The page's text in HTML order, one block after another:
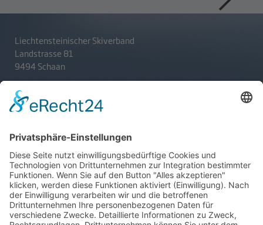
Liechtensteinischer Skiverband
Landstrasse 81
9494 Schaan
T+423 233 36 30
admin@lsv.li
Ski Alpin
Ski Nordisch
Winter-Highlights
Aktuelles
Verband
Aktion Pro Ski
Selektionsrichtlinien
Kontakt
Impressum
Datenschutz